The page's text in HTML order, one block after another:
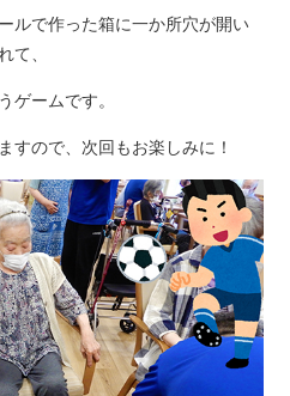
ルで作った箱に一か所穴が開い
て、
ゲームです。
すので、次回もお楽しみに！